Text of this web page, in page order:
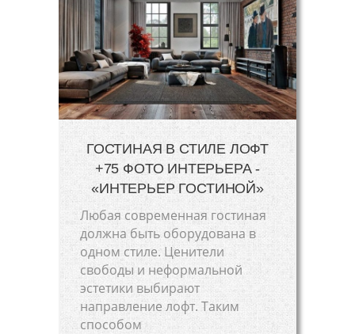
ГОСТИНАЯ В СТИЛЕ ЛОФТ
+75 ФОТО ИНТЕРЬЕРА -
«ИНТЕРЬЕР ГОСТИНОЙ»
Любая современная гостиная
должна быть оборудована в
одном стиле. Ценители
свободы и неформальной
эстетики выбирают
направление лофт. Таким
способом